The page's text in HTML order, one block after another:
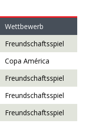
Wettbewerb
Freundschaftsspiel
Copa América
Freundschaftsspiel
Freundschaftsspiel
Freundschaftsspiel